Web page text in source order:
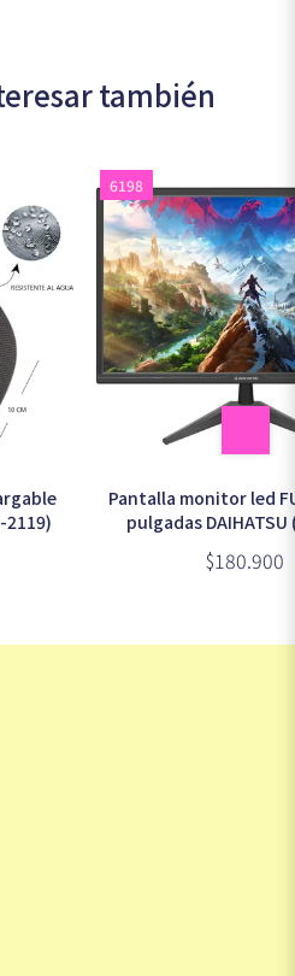
también
6198
Pantalla monitor led
pulgadas DAIHATSU
$180.900